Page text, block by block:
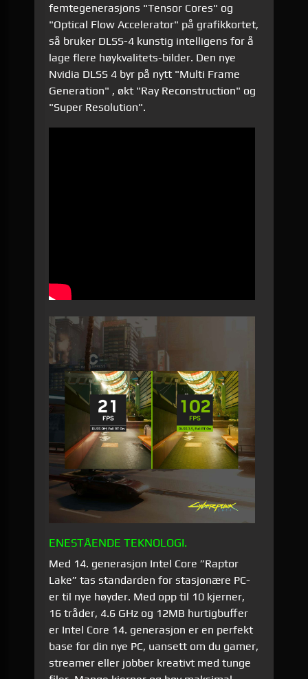
femtegenerasjons "Tensor Cores" og
"Optical Flow Accelerator" på grafikkortet,
så bruker DLSS-4 kunstig intelligens for å
lage flere høykvalitets-bilder. Den nye
Nvidia DLSS 4 byr på nytt "Multi Frame
Generation" , økt "Ray Reconstruction" og
"Super Resolution".
ENESTÅENDE TEKNOLOGI.
Med 14. generasjon Intel Core ”Raptor
Lake” tas standarden for stasjonære PC-
er til nye høyder. Med opp til 10 kjerner,
16 tråder, 4.6 GHz og 12MB hurtigbuffer
er Intel Core 14. generasjon er en perfekt
base for din nye PC, uansett om du gamer,
streamer eller jobber kreativt med tunge